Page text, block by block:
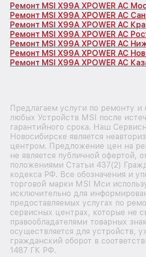
Ремонт MSI X99A XPOWER AC
Ремонт MSI X99A XPOWER AC
Ремонт MSI X99A XPOWER AC
Ремонт MSI X99A XPOWER AC
Ремонт MSI X99A XPOWER AC
Ремонт MSI X99A XPOWER AC
Ремонт MSI X99A XPOWER AC
Предлагаем услуги по ремонту
любых Устройств MSI после
гарантийного срока. Наш
Новосибирске является
центром. Предложение цен на
не является публичной офертой,
положениями Статьи 437(2)
кодекса РФ. Все обозначения и
торговой марки MSI Мси
исключительно для
предоставляемых услугах по
сервисных центрах, которые не
правообладателями товарных
осуществляется для устройств,
гражданский оборот в
1487 ГК РФ.